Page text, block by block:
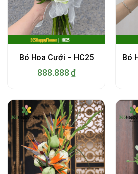
Bó Hoa Cưới – HC25
888.888 ₫
Bó